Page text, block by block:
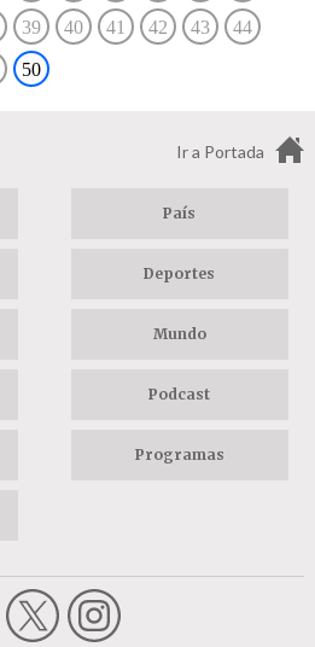
39 40 41 42 43 44
50
Ir a Portada
País
Deportes
Mundo
Podcast
Programas